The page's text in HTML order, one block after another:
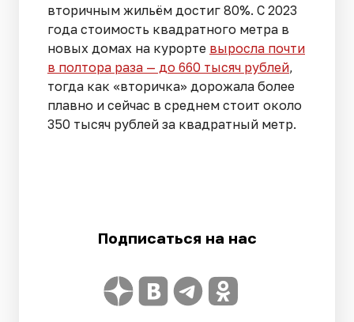
вторичным жильём достиг 80%. С 2023
года стоимость квадратного метра в
новых домах на курорте выросла почти
в полтора раза — до 660 тысяч рублей,
тогда как «вторичка» дорожала более
плавно и сейчас в среднем стоит около
350 тысяч рублей за квадратный метр.
Подписаться на нас